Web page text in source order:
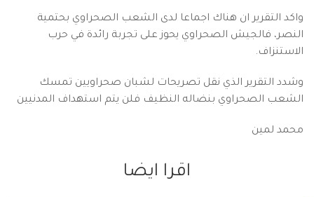
واكد التقرير ان هناك اجماعا لدى الشعب الصحراوي بحتمية
النصر، فالجيش الصحراوي يحوز على تجربة رائدة في حرب
الاستنزاف.
وشدد التقرير الذي نقل تصريحات لشبان صحراويين تمسك
الشعب الصحراوي بنضاله النظيف فلن يتم استهداف المدنيين
محمد لمين
اقرا ايضا